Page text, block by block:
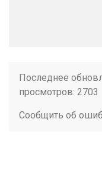
Последнее
просмотров: 2703
Сообщить об